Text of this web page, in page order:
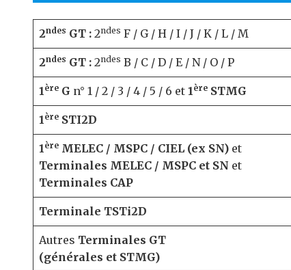
2ndes GT : 2ndes F / G / H / I / J / K / L / M
2ndes GT : 2ndes B / C / D / E / N / O / P
1 ère G n° 1 / 2 / 3 / 4 / 5 / 6 et 1 ère STMG
1 ère STI2D
1 ère MELEC / MSPC / CIEL (ex SN) et
Terminales MELEC / MSPC et SN et
Terminales CAP
Terminale TSTi2D
Autres Terminales GT
(générales et STMG)